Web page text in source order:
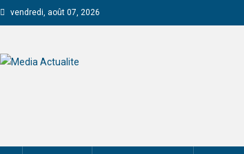
vendredi, août 07, 2026